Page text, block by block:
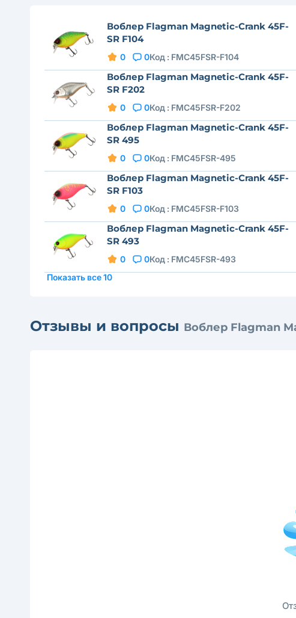
Воблер Flagman Magnetic-Crank 45F-
SR F104
0 0Код : FMC45FSR-F104
Воблер Flagman Magnetic-Crank 45F-
SR F202
0 0Код : FMC45FSR-F202
Воблер Flagman Magnetic-Crank 45F-
SR 495
0 0Код : FMC45FSR-495
Воблер Flagman Magnetic-Crank 45F-
SR F103
0 0Код : FMC45FSR-F103
Воблер Flagman Magnetic-Crank 45F-
SR 493
0 0Код : FMC45FSR-493
Показать все 10
Отзывы и вопросы Воблер Flagman